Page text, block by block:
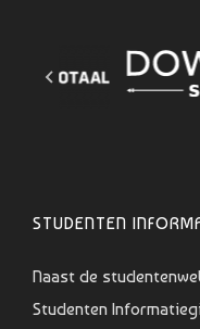
STUDENTEN
Naast de
Studenten